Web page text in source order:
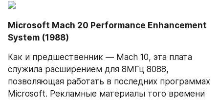
Microsoft Mach 20 Performance Enhancement
System (1988)
Как и предшественник — Mach 10, эта плата
служила расширением для 8МГц 8088,
позволяющая работать в последних программах
Microsoft. Рекламные материалы того времени